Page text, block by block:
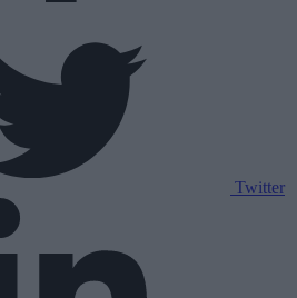
Twitter